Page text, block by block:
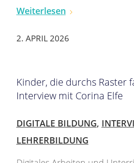
Weiterlesen
2. APRIL 2026
Kinder, die durchs Raster
Interview mit Corina Elfe
DIGITALE BILDUNG,
LEHRERBILDUNG